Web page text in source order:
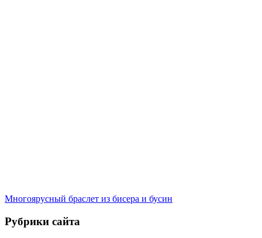
Многоярусный браслет из бисера и бусин
Рубрики сайта